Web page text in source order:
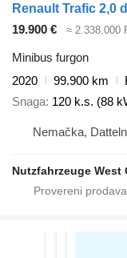
Renault Trafic 2,0
19.900 €
≈ 2.338.000
Minibus furgon
2020
99.900 km
Snaga 120 k.s. (88
Nemačka, Datteln
Nutzfahrzeuge West